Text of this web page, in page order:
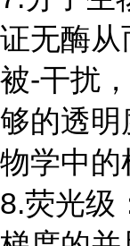
证无酶从
被-干扰
够的透明
物学中的
8.荧光级